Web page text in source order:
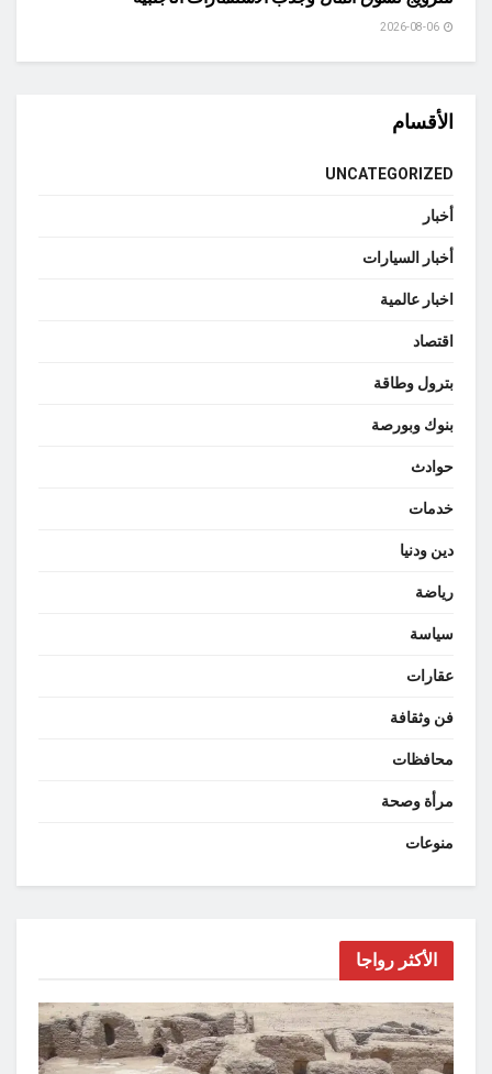
الأقسام
UNCATEGORIZED
أخبار
أخبار السيارات
اخبار عالمية
اقتصاد
بترول وطاقة
بنوك وبورصة
حوادث
خدمات
دين ودنيا
رياضة
سياسة
عقارات
فن وثقافة
محافظات
مرأة وصحة
منوعات
الأكثر رواجا